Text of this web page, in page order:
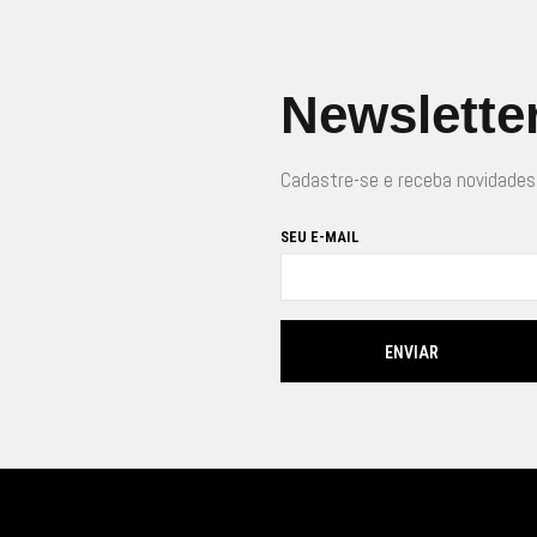
Cadastre-se e receba
SEU E-MAIL